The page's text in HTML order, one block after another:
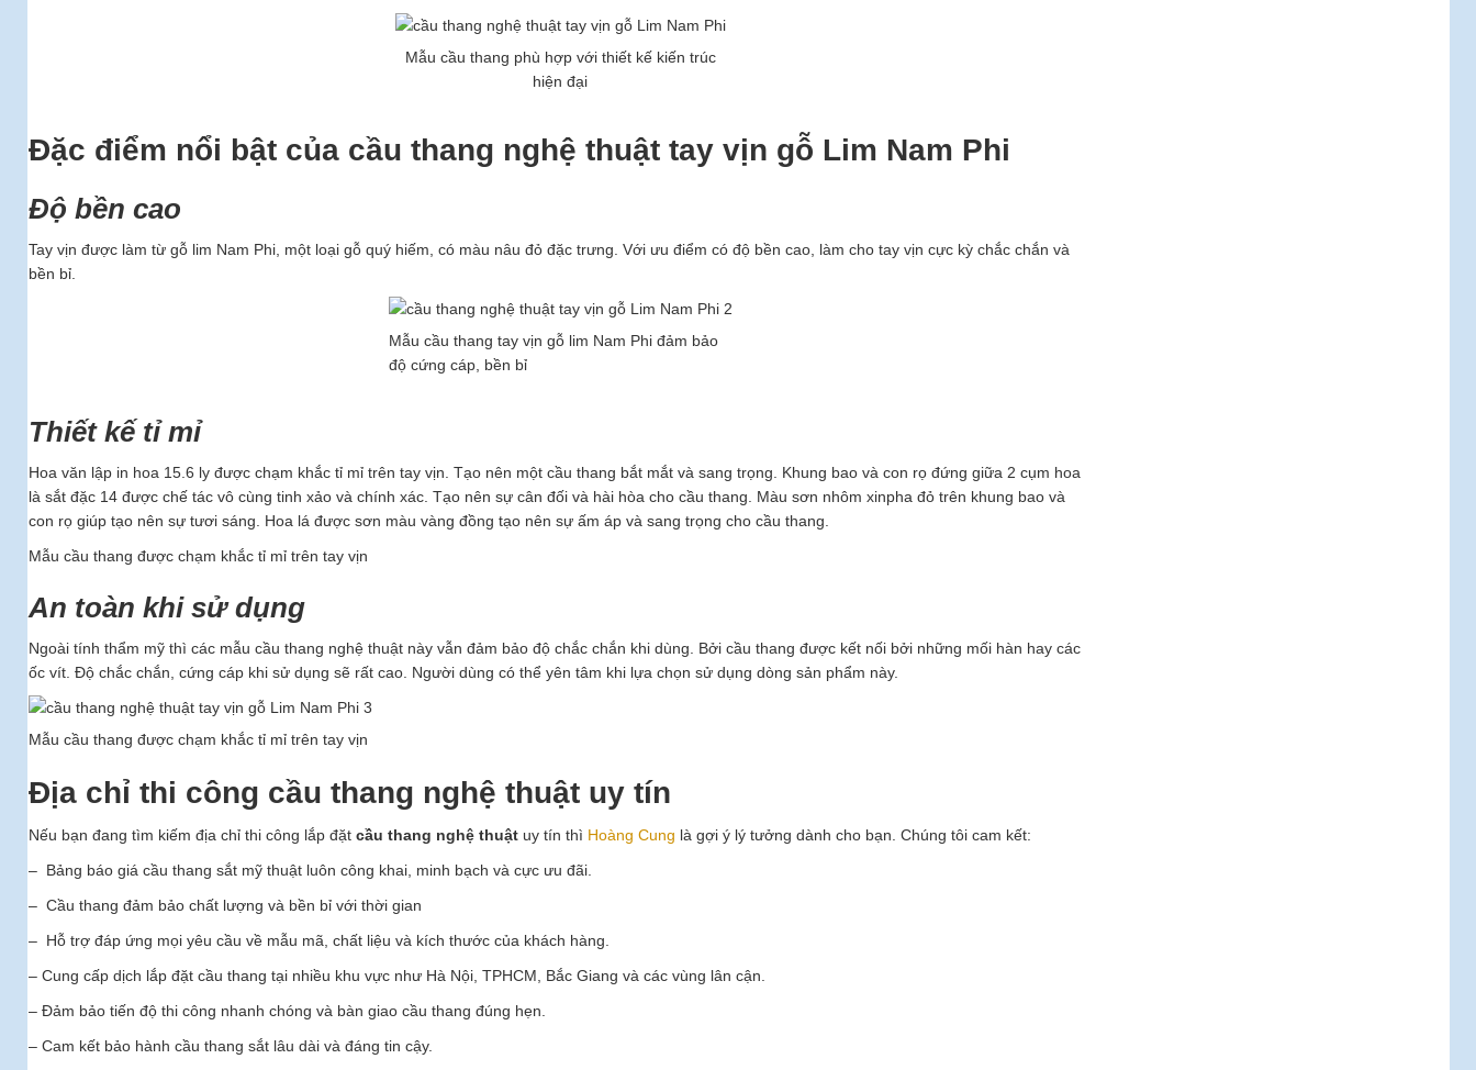
Mẫu cầu thang phù hợp với thiết kế kiến trúc
hiện đại
Đặc điểm nổi bật của cầu thang nghệ thuật tay vịn gỗ Lim Nam Phi
Độ bền cao
Tay vịn được làm từ gỗ lim Nam Phi, một loại gỗ quý hiếm, có màu nâu đỏ đặc trưng. Với ưu điểm có độ bền cao, làm cho tay vịn cực kỳ chắc chắn và
bền bỉ.
Mẫu cầu thang tay vịn gỗ lim Nam Phi đảm bảo
độ cứng cáp, bền bỉ
Thiết kế tỉ mỉ
Hoa văn lập in hoa 15.6 ly được chạm khắc tỉ mỉ trên tay vịn. Tạo nên một cầu thang bắt mắt và sang trọng. Khung bao và con rọ đứng giữa 2 cụm hoa
là sắt đặc 14 được chế tác vô cùng tinh xảo và chính xác. Tạo nên sự cân đối và hài hòa cho cầu thang. Màu sơn nhôm xinpha đỏ trên khung bao và
con rọ giúp tạo nên sự tươi sáng. Hoa lá được sơn màu vàng đồng tạo nên sự ấm áp và sang trọng cho cầu thang.
Mẫu cầu thang được chạm khắc tỉ mỉ trên tay vịn
An toàn khi sử dụng
Ngoài tính thẩm mỹ thì các mẫu cầu thang nghệ thuật này vẫn đảm bảo độ chắc chắn khi dùng. Bởi cầu thang được kết nối bởi những mối hàn hay các
ốc vít. Độ chắc chắn, cứng cáp khi sử dụng sẽ rất cao. Người dùng có thể yên tâm khi lựa chọn sử dụng dòng sản phẩm này.
Mẫu cầu thang được chạm khắc tỉ mỉ trên tay vịn
Địa chỉ thi công cầu thang nghệ thuật uy tín
Nếu bạn đang tìm kiếm địa chỉ thi công lắp đặt cầu thang nghệ thuậtuy tín thì Hoàng Cung là gợi ý lý tưởng dành cho bạn. Chúng tôi cam kết:
– Bảng báo giá cầu thang sắt mỹ thuật luôn công khai, minh bạch và cực ưu đãi.
– Cầu thang đảm bảo chất lượng và bền bỉ với thời gian
– Hỗ trợ đáp ứng mọi yêu cầu về mẫu mã, chất liệu và kích thước của khách hàng.
– Cung cấp dịch lắp đặt cầu thang tại nhiều khu vực như Hà Nội, TPHCM, Bắc Giang và các vùng lân cận.
– Đảm bảo tiến độ thi công nhanh chóng và bàn giao cầu thang đúng hẹn.
– Cam kết bảo hành cầu thang sắt lâu dài và đáng tin cậy.